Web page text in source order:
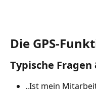
Die GPS-
Typische
„Ist mein